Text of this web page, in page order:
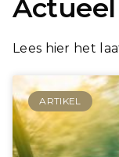
Actueel
Lees hier het
ARTIKEL